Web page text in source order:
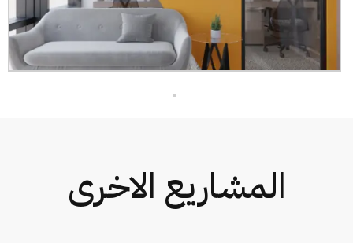
المشاريع الاخرى